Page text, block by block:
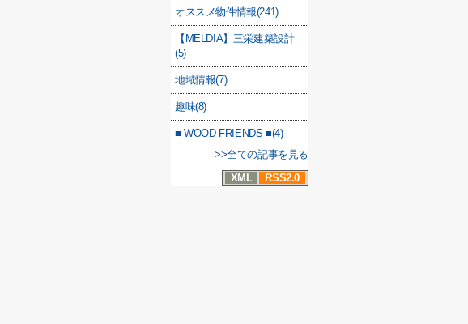
オススメ物件情報(241)
【MELDIA】三栄建築設計
(5)
地域情報(7)
趣味(8)
■ WOOD FRIENDS ■(4)
>>全ての記事を見る
XML
RSS2.0